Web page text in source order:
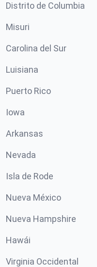
Distrito de Columbia
Misuri
Carolina del Sur
Luisiana
Puerto Rico
Iowa
Arkansas
Nevada
Isla de Rode
Nueva México
Nueva Hampshire
Hawái
Virginia Occidental